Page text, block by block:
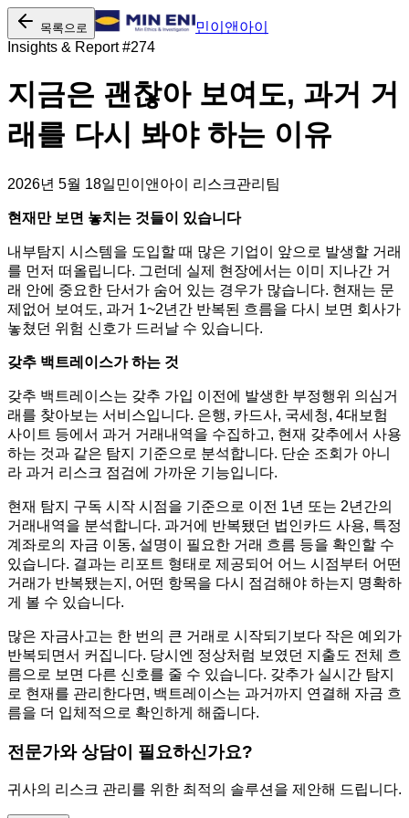
목록으로
민이앤아이
Insights & Report #274
지금은 괜찮아 보여도, 과거 거
래를 다시 봐야 하는 이유
2026년 5월 18일민이앤아이 리스크관리팀
현재만 보면 놓치는 것들이 있습니다
내부탐지 시스템을 도입할 때 많은 기업이 앞으로 발생할 거래
를 먼저 떠올립니다. 그런데 실제 현장에서는 이미 지나간 거
래 안에 중요한 단서가 숨어 있는 경우가 많습니다. 현재는 문
제없어 보여도, 과거 1~2년간 반복된 흐름을 다시 보면 회사가
놓쳤던 위험 신호가 드러날 수 있습니다.
갖추 백트레이스가 하는 것
갖추 백트레이스는 갖추 가입 이전에 발생한 부정행위 의심거
래를 찾아보는 서비스입니다. 은행, 카드사, 국세청, 4대보험
사이트 등에서 과거 거래내역을 수집하고, 현재 갖추에서 사용
하는 것과 같은 탐지 기준으로 분석합니다. 단순 조회가 아니
라 과거 리스크 점검에 가까운 기능입니다.
현재 탐지 구독 시작 시점을 기준으로 이전 1년 또는 2년간의
거래내역을 분석합니다. 과거에 반복됐던 법인카드 사용, 특정
계좌로의 자금 이동, 설명이 필요한 거래 흐름 등을 확인할 수
있습니다. 결과는 리포트 형태로 제공되어 어느 시점부터 어떤
거래가 반복됐는지, 어떤 항목을 다시 점검해야 하는지 명확하
게 볼 수 있습니다.
많은 자금사고는 한 번의 큰 거래로 시작되기보다 작은 예외가
반복되면서 커집니다. 당시엔 정상처럼 보였던 지출도 전체 흐
름으로 보면 다른 신호를 줄 수 있습니다. 갖추가 실시간 탐지
로 현재를 관리한다면, 백트레이스는 과거까지 연결해 자금 흐
름을 더 입체적으로 확인하게 해줍니다.
전문가와 상담이 필요하신가요?
귀사의 리스크 관리를 위한 최적의 솔루션을 제안해 드립니다.